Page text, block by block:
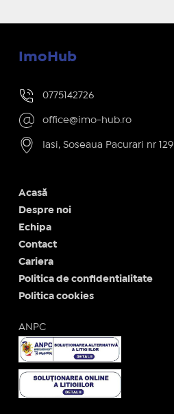
ImoHub
0775142726
office@imo-hub.ro
Iasi, Soseaua Pacurari nr 129
Acasă
Despre noi
Echipa
Contact
Cariera
Politica de confidentialitate
Politica cookies
ANPC